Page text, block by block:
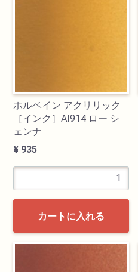
ホルベイン アクリリック
［インク］AI914 ロー シ
ェンナ
¥ 935
カートに入れる